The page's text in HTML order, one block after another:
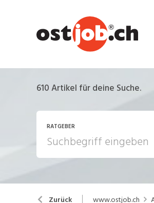
610Artikel für deine Suche.
RATGEBER
Arbeiten in der Schweiz
Zurück www.ostjob.ch